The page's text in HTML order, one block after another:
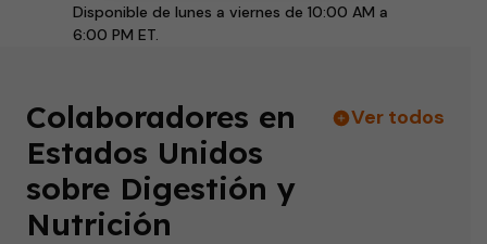
Disponible de lunes a viernes de 10:00 AM a
6:00 PM ET.
Colaboradores en
Estados Unidos
sobre Digestión y
Nutrición
Ver todos